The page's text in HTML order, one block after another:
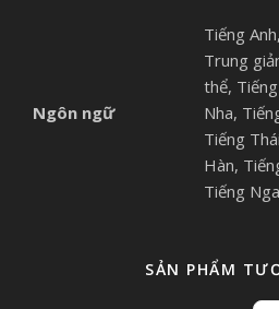
Ngôn ngữ
Tiếng
Trung
thể,
Nha,
Tiếng
Hàn,
Tiếng Nga
SẢN PHẨM